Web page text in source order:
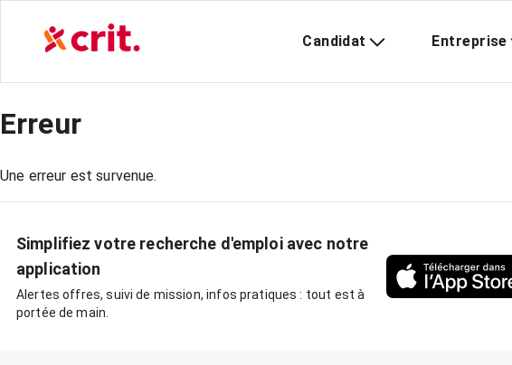
Candidat Entreprise
Erreur
Une erreur est survenue.
Simplifiez votre recherche d'emploi avec notre
application
Alertes offres, suivi de mission, infos pratiques : tout est à
portée de main.